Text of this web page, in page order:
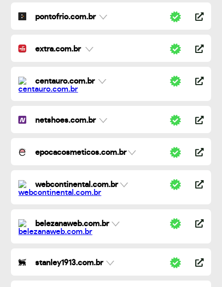
pontofrio.com.br
extra.com.br
centauro.com.br
netshoes.com.br
epocacosmeticos.com.br
webcontinental.com.br
belezanaweb.com.br
stanley1913.com.br